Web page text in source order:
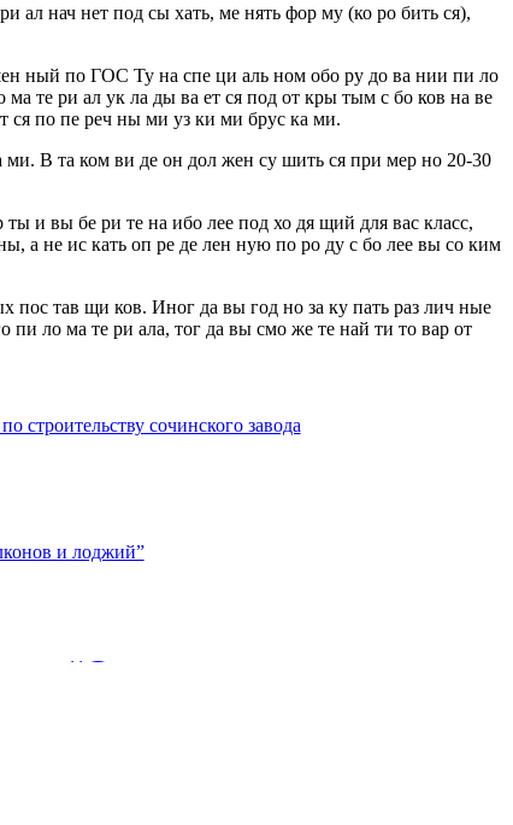
ал нач нет под сы хать, ме нять фор му (ко ро бить ся),
ный по ГОС Ту на спе ци аль ном обо ру до ва нии пи ло
те ри ал ук ла ды ва ет ся под от кры тым с бо ков на ве
ся по пе реч ны ми уз ки ми брус ка ми.
ми. В та ком ви де он дол жен су шить ся при мер но 20-30
и вы бе ри те на ибо лее под хо дя щий для вас класс,
а не ис кать оп ре де лен ную по ро ду с бо лее вы со ким
пос тав щи ков. Иног да вы год но за ку пать раз лич ные
ло ма те ри ала, тог да вы смо же те най ти то вар от
проекта
“Остекление